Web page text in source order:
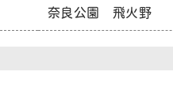
奈良公園 飛火野